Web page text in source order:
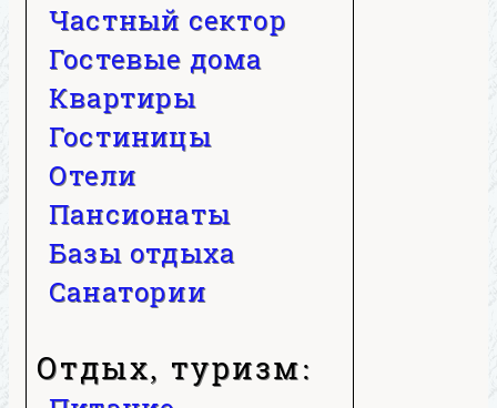
Частный сектор
Гостевые дома
Квартиры
Гостиницы
Отели
Пансионаты
Базы отдыха
Санатории
Отдых, туризм: